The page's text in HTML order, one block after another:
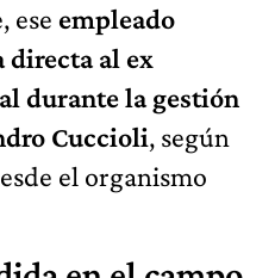
ese empleado
directa al ex
durante la gestión
Cuccioli, según
el organismo